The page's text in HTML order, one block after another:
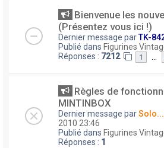
Bienvenue les
(Présentez vous ici !)
Dernier message parTK-
Publié dans Figurines
Réponses : 7212 1 …
Règles de
MINTINBOX
Dernier message par
2010 23:46
Publié dans Figurines
Réponses : 1